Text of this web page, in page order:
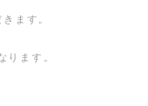
ます。
ます。